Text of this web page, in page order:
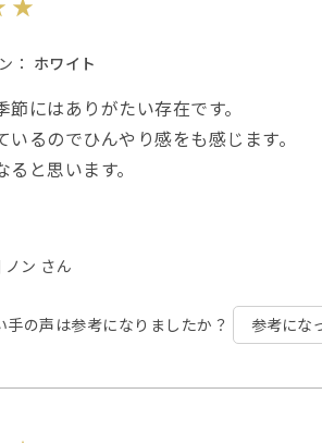
： ホワイト
節にはありがたい存在です。
いるのでひんやり感をも感じます。
ると思います。
ノン さん
手の声は参考になりましたか？ 参考にな